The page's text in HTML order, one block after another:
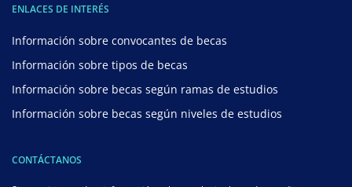
ENLACES DE INTERÉS
Información sobre convocantes de becas
Información sobre tipos de becas
Información sobre becas según ramas de estudios
Información sobre becas según niveles de estudios
CONTÁCTANOS